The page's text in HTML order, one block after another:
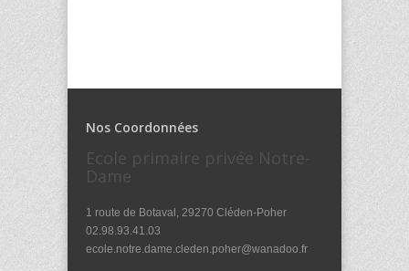
Nos Coordonnées
Ecole primaire privée Notre-
Dame
1 route de Botaval, 29270 Cléden-Poher
02.98.93.41.03
ecole.notre.dame.cleden.poher@wanadoo.fr